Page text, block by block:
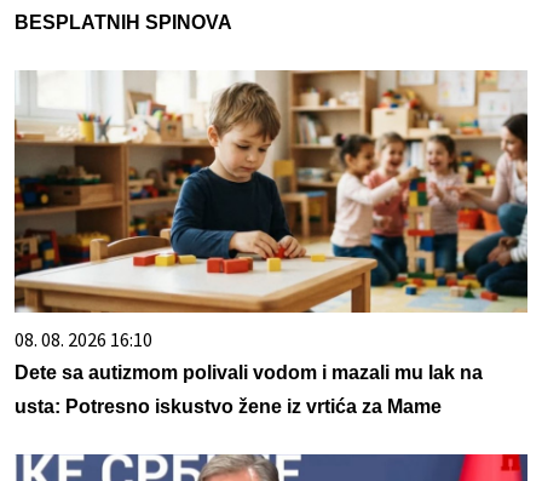
BESPLATNIH SPINOVA
08. 08. 2026 16:10
Dete sa autizmom polivali vodom i mazali mu lak na
usta: Potresno iskustvo žene iz vrtića za Mame